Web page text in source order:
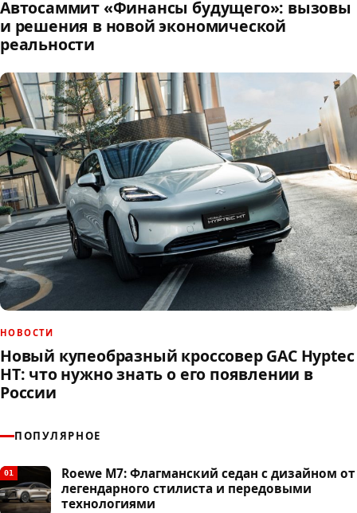
Автосаммит «Финансы будущего»: вызовы
и решения в новой экономической
реальности
НОВОСТИ
Новый купеобразный кроссовер GAC Hyptec
HT: что нужно знать о его появлении в
России
ПОПУЛЯРНОЕ
01
Roewe M7: Флагманский седан с дизайном от
легендарного стилиста и передовыми
технологиями